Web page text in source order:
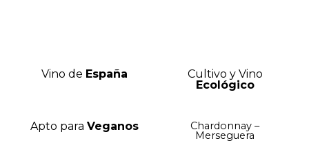
Vino de España
Cultivo y Vino
Ecológico
Apto para Veganos Chardonnay –
Merseguera